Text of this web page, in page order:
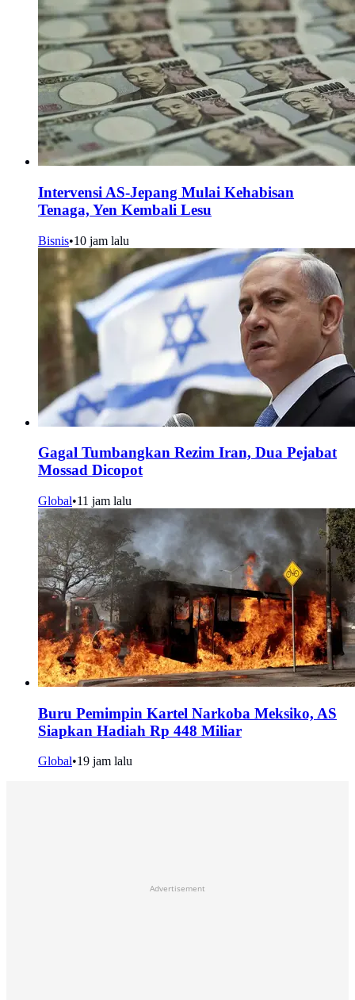
Intervensi AS-Jepang Mulai Kehabisan
Tenaga, Yen Kembali Lesu
Bisnis•10 jam lalu
Gagal Tumbangkan Rezim Iran, Dua Pejabat
Mossad Dicopot
Global•11 jam lalu
Buru Pemimpin Kartel Narkoba Meksiko, AS
Siapkan Hadiah Rp 448 Miliar
Global•19 jam lalu
Advertisement